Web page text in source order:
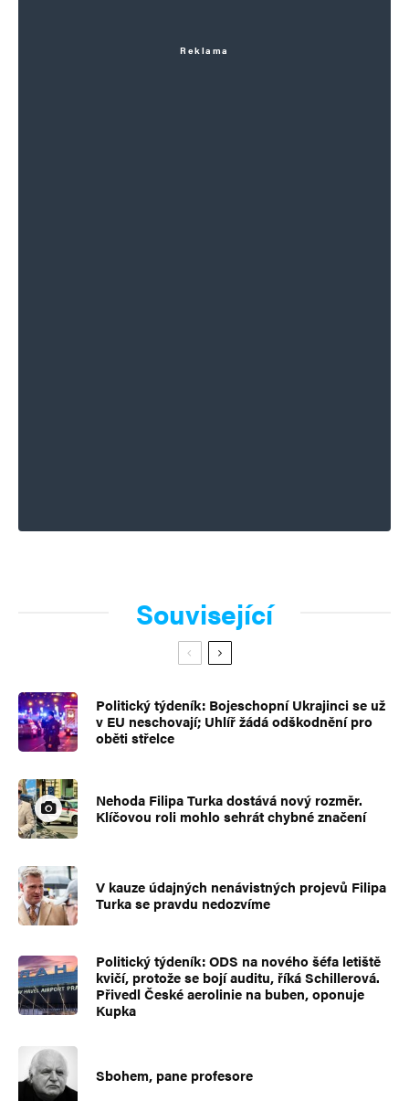
Reklama
Související
Politický týdeník: Bojeschopní Ukrajinci se už
v EU neschovají; Uhlíř žádá odškodnění pro
oběti střelce
Nehoda Filipa Turka dostává nový rozměr.
Klíčovou roli mohlo sehrát chybné značení
V kauze údajných nenávistných projevů Filipa
Turka se pravdu nedozvíme
Politický týdeník: ODS na nového šéfa letiště
kvičí, protože se bojí auditu, říká Schillerová.
Přivedl České aerolinie na buben, oponuje
Kupka
Sbohem, pane profesore